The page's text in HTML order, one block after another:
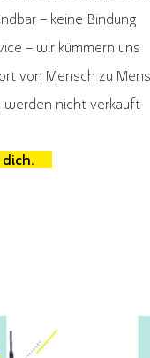
– keine Bindung
– wir kümmern uns
von Mensch zu
werden nicht verkauft
dich.